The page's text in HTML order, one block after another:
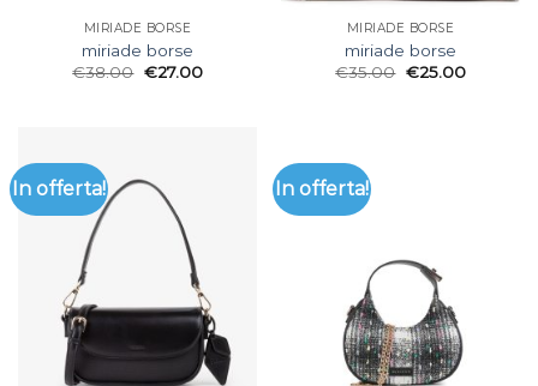
MIRIADE BORSE
miriade borse
€38.00 €27.00
MIRIADE BORSE
miriade borse
€35.00 €25.00
In offerta! In offerta!